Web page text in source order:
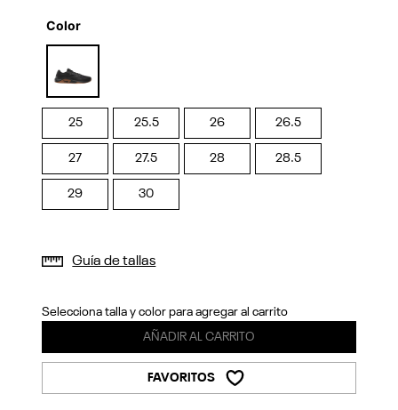
Color
selected
25 25.5 26 26.5
27 27.5 28 28.5
29 30
Guía de tallas
Selecciona talla y color para agregar al carrito
AÑADIR AL CARRITO
FAVORITOS